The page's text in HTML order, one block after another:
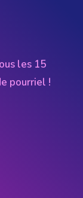
les 15
pourriel !